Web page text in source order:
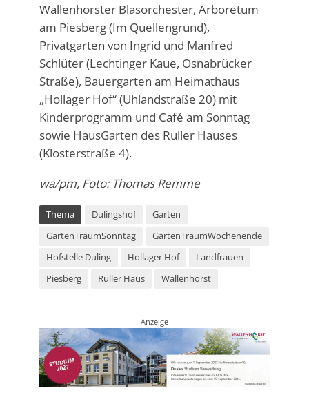
Wallenhorster Blasorchester, Arboretum
am Piesberg (Im Quellengrund),
Privatgarten von Ingrid und Manfred
Schlüter (Lechtinger Kaue, Osnabrücker
Straße), Bauergarten am Heimathaus
„Hollager Hof“ (Uhlandstraße 20) mit
Kinderprogramm und Café am Sonntag
sowie HausGarten des Ruller Hauses
(Klosterstraße 4).
wa/pm, Foto: Thomas Remme
Thema Dulingshof
Garten
GartenTraumSonntag
GartenTraumWochenende
Hofstelle Duling
Hollager Hof
Landfrauen
Piesberg
Ruller Haus Wallenhorst
Anzeige